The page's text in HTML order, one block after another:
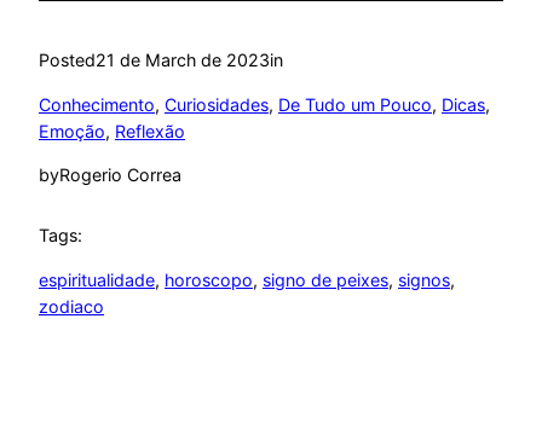
Posted21 de March de 2023in
Conhecimento, Curiosidades, De Tudo um Pouco, Dicas
Emoção, Reflexão
byRogerio Correa
Tags:
espiritualidade, horoscopo, signo de peixes, signos
zodiaco